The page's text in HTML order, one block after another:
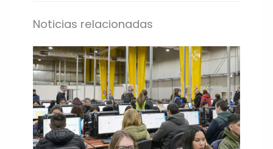
Noticias relacionadas